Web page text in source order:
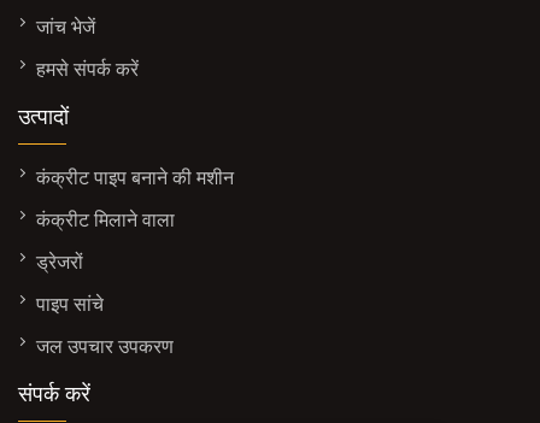
जांच भेजें
हमसे संपर्क करें
उत्पादों
कंक्रीट पाइप बनाने की मशीन
कंक्रीट मिलाने वाला
ड्रेजरों
पाइप सांचे
जल उपचार उपकरण
संपर्क करें